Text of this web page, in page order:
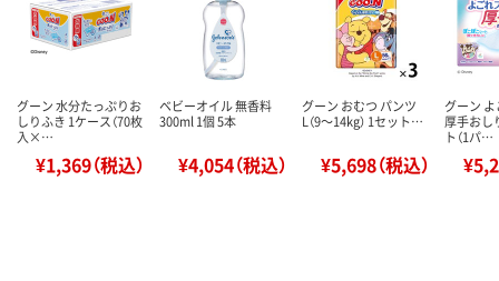
グーン 水分たっぷりお
しりふき 1ケース（70枚
入×…
¥1,369（税込）
ベビーオイル 無香料
300ml 1個 5本
¥4,054（税込）
グーン おむつ パンツ
L（9～14kg） 1セット…
¥5,698（税込）
グーン
厚手おし
ト（1パ…